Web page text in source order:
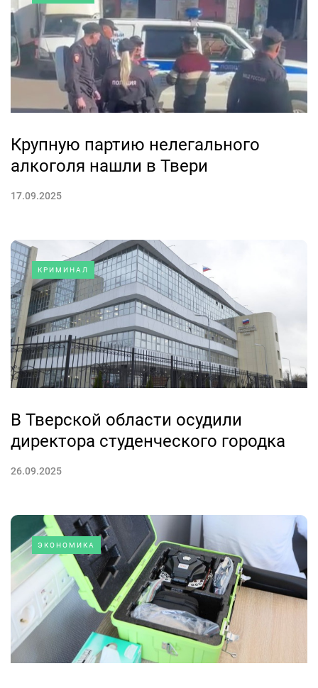
Крупную партию нелегального
алкоголя нашли в Твери
17.09.2025
КРИМИНАЛ
В Тверской области осудили
директора студенческого городка
26.09.2025
ЭКОНОМИКА